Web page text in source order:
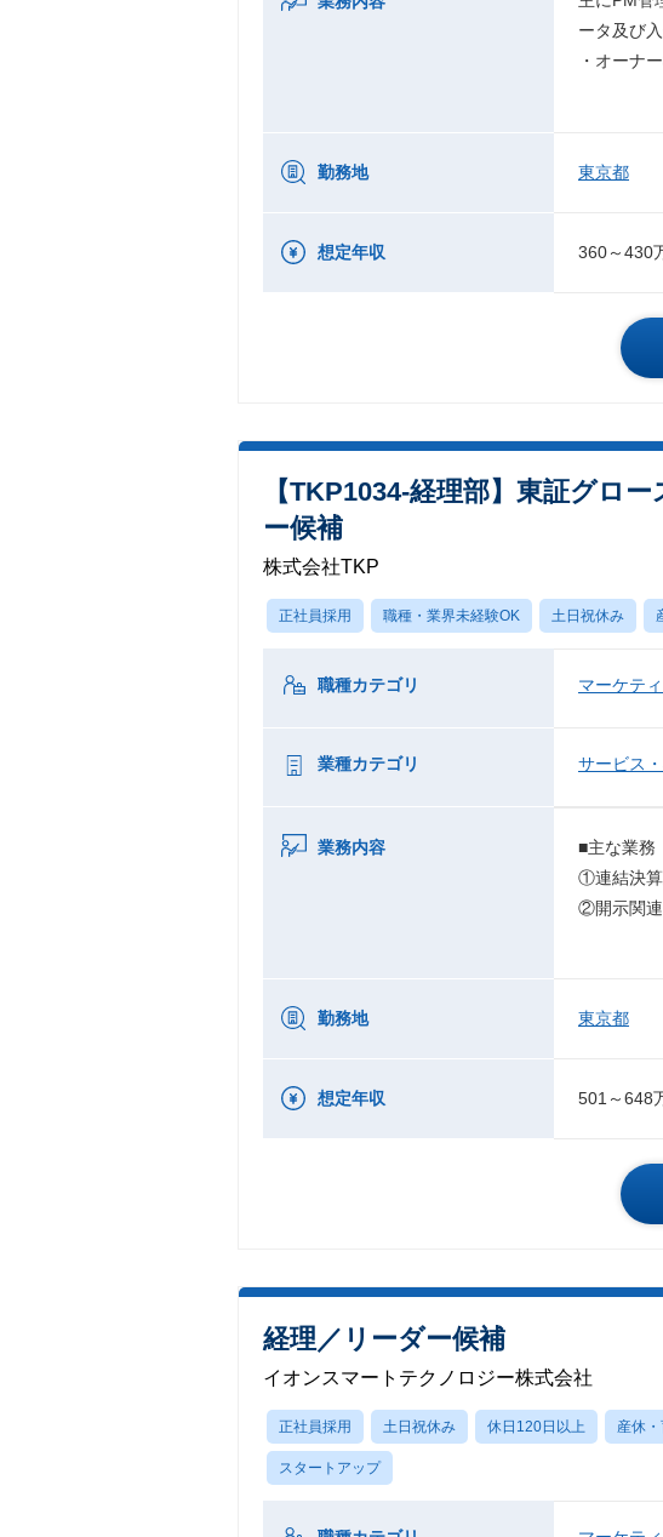
ータ及び
・オーナ
勤務地 東京都
想定年収 360～430
【TKP1034-経理部】東証グロ
ー候補
株式会社TKP
正社員採用 職種・業界未経験OK 土日祝休み
職種カテゴリ マーケテ
業種カテゴリ サービス
業務内容
■主な業務
①連結決算
②開示関連
勤務地 東京都
想定年収 501～648
経理／リーダー候補
イオンスマートテクノロジー株式会社
正社員採用 土日祝休み 休日120日以上 産休・
スタートアップ